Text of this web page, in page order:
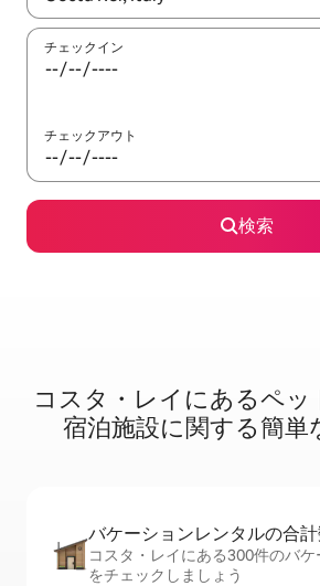
チェックイン
チェックアウト
検索
コスタ・レイに⁠あ⁠るペ⁠ッ⁠
宿⁠泊⁠施⁠設⁠に関⁠す⁠る簡⁠単⁠
バケーションレ⁠ン⁠タ⁠ル⁠の合⁠
コスタ・レイにある300件のバ
をチェックしましょう